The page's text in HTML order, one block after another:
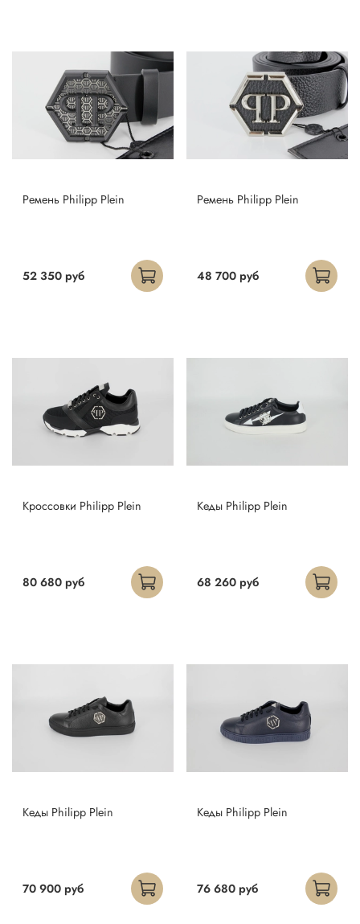
Ремень Philipp Plein
52 350 руб
Ремень Philipp Plein
48 700 руб
Кроссовки Philipp Plein
80 680 руб
Кеды Philipp Plein
68 260 руб
Кеды Philipp Plein
70 900 руб
Кеды Philipp Plein
76 680 руб